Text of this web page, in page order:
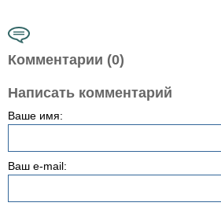
Комментарии (0)
Написать комментарий
Ваше имя:
Ваш e-mail: